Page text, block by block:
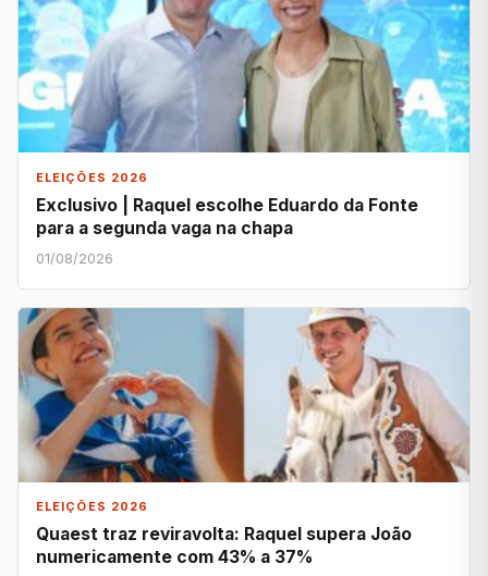
ELEIÇÕES 2026
Exclusivo | Raquel escolhe Eduardo da Fonte
para a segunda vaga na chapa
01/08/2026
ELEIÇÕES 2026
Quaest traz reviravolta: Raquel supera João
numericamente com 43% a 37%